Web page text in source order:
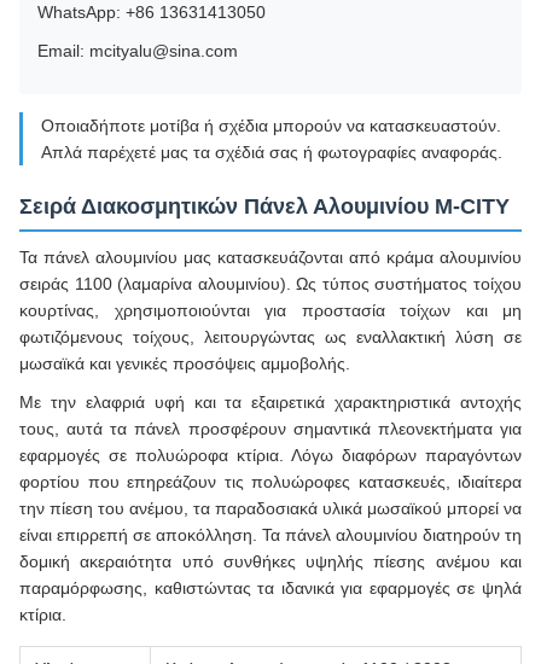
WhatsApp: +86 13631413050
Email: mcityalu@sina.com
Οποιαδήποτε μοτίβα ή σχέδια μπορούν να κατασκευαστούν.
Απλά παρέχετέ μας τα σχέδιά σας ή φωτογραφίες αναφοράς.
Σειρά Διακοσμητικών Πάνελ Αλουμινίου M-CITY
Τα πάνελ αλουμινίου μας κατασκευάζονται από κράμα αλουμινίου
σειράς 1100 (λαμαρίνα αλουμινίου). Ως τύπος συστήματος τοίχου
κουρτίνας, χρησιμοποιούνται για προστασία τοίχων και μη
φωτιζόμενους τοίχους, λειτουργώντας ως εναλλακτική λύση σε
μωσαϊκά και γενικές προσόψεις αμμοβολής.
Με την ελαφριά υφή και τα εξαιρετικά χαρακτηριστικά αντοχής
τους, αυτά τα πάνελ προσφέρουν σημαντικά πλεονεκτήματα για
εφαρμογές σε πολυώροφα κτίρια. Λόγω διαφόρων παραγόντων
φορτίου που επηρεάζουν τις πολυώροφες κατασκευές, ιδιαίτερα
την πίεση του ανέμου, τα παραδοσιακά υλικά μωσαϊκού μπορεί να
είναι επιρρεπή σε αποκόλληση. Τα πάνελ αλουμινίου διατηρούν τη
δομική ακεραιότητα υπό συνθήκες υψηλής πίεσης ανέμου και
παραμόρφωσης, καθιστώντας τα ιδανικά για εφαρμογές σε ψηλά
κτίρια.